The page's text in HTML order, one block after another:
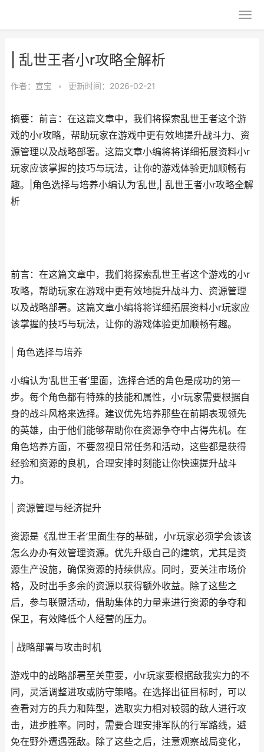
| 乱世王者小r攻略全解析
作者： 宣宝 • 更新时间：2026-02-21
摘要：前言：在这篇文章中，我们将探索乱世王者这个游
戏的小r攻略，帮助玩家在游戏中更有效地提升战斗力、资
源管理以及战略部署。这篇文章小编将将详细拓展资料小r
玩家应该掌握的技巧与玩法，让你的游戏体验更加顺畅有
趣。|角色选择与培养小编认为‘乱世,| 乱世王者小r攻略全解
析
前言：在这篇文章中，我们将探索乱世王者这个游戏的小r
攻略，帮助玩家在游戏中更有效地提升战斗力、资源管理
以及战略部署。这篇文章小编将将详细拓展资料小r玩家应
该掌握的技巧与玩法，让你的游戏体验更加顺畅有趣。
| 角色选择与培养
小编认为‘乱世王者’里面，选择合适的角色是成功的第一
步。每个角色都有特殊的技能和属性，小r玩家需要根据自
身的战斗风格来选择。建议优先培养那些在前期表现领先
的英雄，由于他们能够帮助你在资源争夺中占得先机。在
角色培养方面，不要忽视日常任务和活动，这些都是获得
经验和资源的良机，合理安排时刻能让你快速提升战斗
力。
| 资源管理与经济提升
资源是《乱世王者’里面生存的基础，小r玩家必须学会该该
怎么办办有效管理资源。优先升级自己的建筑，尤其是资
源生产设施，确保资源的持续供应。同时，要关注市场价
格，及时出手多余的资源以获得额外收益。除了这些之
后，参与联盟活动，借助集体的力量来进行资源的争夺和
保卫，有效降低个人经营的压力。
| 战略部署与攻击时机
游戏中的战略部署至关重要，小r玩家要根据敌我实力的不
同，灵活调整进攻或防守策略。在选择出征目标时，可以
查看对方的兵力和阵型，选取实力相对较弱的敌人进行攻
击，进步胜率。同时，需要合理安排军队的行军路线，避
免在野外遭遇强敌。除了这些之后，注意观察战局变化，